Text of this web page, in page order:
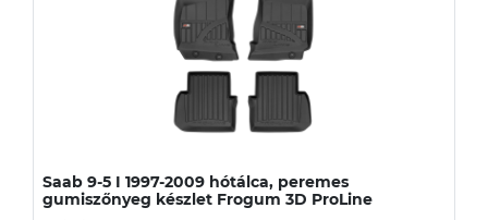
Saab 9-5 I 1997-2009 hótálca, peremes
gumiszőnyeg készlet Frogum 3D ProLine